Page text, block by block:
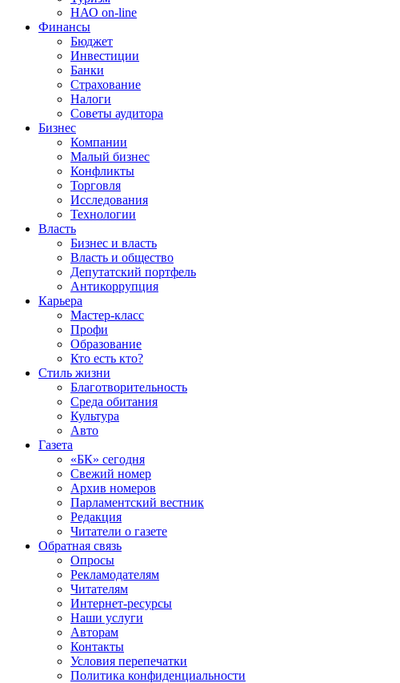
НАО on-line
Финансы
Бюджет
Инвестиции
Банки
Страхование
Налоги
Советы аудитора
Бизнес
Компании
Малый бизнес
Конфликты
Торговля
Исследования
Технологии
Власть
Бизнес и власть
Власть и общество
Депутатский портфель
Антикоррупция
Карьера
Мастер-класс
Профи
Образование
Кто есть кто?
Стиль жизни
Благотворительность
Среда обитания
Культура
Авто
Газета
«БК» сегодня
Свежий номер
Архив номеров
Парламентский вестник
Редакция
Читатели о газете
Обратная связь
Опросы
Рекламодателям
Читателям
Интернет-ресурсы
Наши услуги
Авторам
Контакты
Условия перепечатки
Политика конфиденциальности